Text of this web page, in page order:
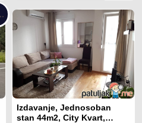
Izdavanje, Jednosoban
stan 44m2, City Kvart,